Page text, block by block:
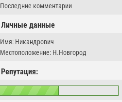
Последние комментарии
Личные данные
Имя: Никандрович
Местоположение: Н.Новгород
Репутация: